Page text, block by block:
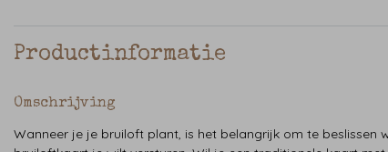
Productinformatie
Omschrijving
Wanneer je je bruiloft plant, is het belangrijk om te beslissen